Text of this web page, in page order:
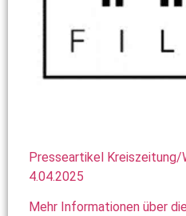
Presseartikel
4.04.2025
Mehr Informationen über